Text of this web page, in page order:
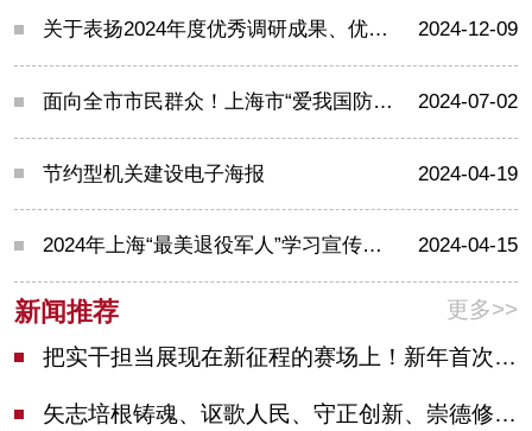
关于表扬2024年度优秀调研成果、优秀组织者的通报 2024-12-09
面向全市市民群众！上海市“爱我国防”主题征文活动启动 2024-07-02
节约型机关建设电子海报 2024-04-19
2024年上海“最美退役军人”学习宣传活动相关资料 2024-04-15
新闻推荐
更多>>
把实干担当展现在新征程的赛场上！新年首次市委季度工作会议举行，陈吉宁作工作点评
矢志培根铸魂、讴歌人民、守正创新、崇德修身！这场座谈会上，陈吉宁对全市文化战线提出期望